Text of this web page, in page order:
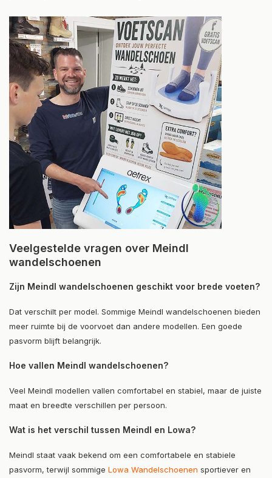
Veelgestelde vragen over Meindl
wandelschoenen
Zijn Meindl wandelschoenen geschikt voor brede voeten?
Dat verschilt per model. Sommige Meindl wandelschoenen bieden
meer ruimte bij de voorvoet dan andere modellen. Een goede
pasvorm blijft belangrijk.
Hoe vallen Meindl wandelschoenen?
Veel Meindl modellen vallen comfortabel en stabiel, maar de juiste
maat en breedte verschillen per persoon.
Wat is het verschil tussen Meindl en Lowa?
Meindl staat vaak bekend om een comfortabele en stabiele
pasvorm, terwijl sommige Lowa Wandelschoenen sportiever en